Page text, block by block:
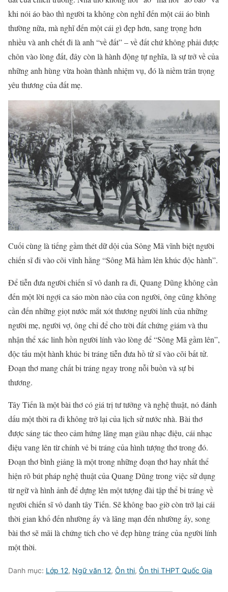
khi nói áo bào thì người ta không còn nghĩ đến một cái áo bình
thường nữa, mà nghĩ đến một cái gì đẹp hơn, sang trọng hơn
nhiều và anh chết đi là anh “về đất” – về đất chứ không phải được
chôn vào lòng đất, đây còn là hành động tự nghĩa, là sự trở về của
những anh hùng vừa hoàn thành nhiệm vụ, đó là niềm trân trọng
yêu thương của đất mẹ.
Cuối cùng là tiếng gầm thét dữ dội của Sông Mã vĩnh biệt người
chiến sĩ đi vào cõi vĩnh hằng “Sông Mã hầm lên khúc độc hành”.
Để tiễn đưa người chiến sĩ vô danh ra đi, Quang Dũng không cần
đến một lời ngợi ca sáo mòn nào của con người, ông cũng không
cần đến những giọt nước mắt xót thương người lính của những
người mẹ, người vợ, ông chỉ để cho trời đất chứng giám và thu
nhận thể xác linh hồn người lính vào lòng để “Sông Mã gầm lên”,
độc tấu một hành khúc bi tráng tiễn đưa hồ tử sĩ vào cõi bất tử.
Đoạn thơ mang chất bi tráng ngay trong nỗi buồn và sự bi
thương.
Tây Tiến là một bài thơ có giá trị tư tưởng và nghệ thuật, nó đánh
dấu một thời ra đi không trở lại của lịch sử nước nhà. Bài thơ
được sáng tác theo cảm hứng lãng mạn giàu nhạc điệu, cái nhạc
điệu vang lên từ chính vẻ bi tráng của hình tượng thơ trong đó.
Đoạn thơ bình giảng là một trong những đoạn thơ hay nhất thể
hiện rõ bút pháp nghệ thuật của Quang Dũng trong việc sử dụng
từ ngữ và hình ảnh để dựng lên một tượng đài tập thể bi tráng về
người chiến sĩ vô danh tây Tiến. Sẽ không bao giờ còn trở lại cái
thời gian khổ đến nhường ấy và lãng mạn đến nhường ấy, song
bài thơ sẽ mãi là chứng tích cho vẻ đẹp hùng tráng của người lính
một thời.
Danh mục: Lớp 12, Ngữ văn 12, Ôn thi, Ôn thi THPT Quốc Gia